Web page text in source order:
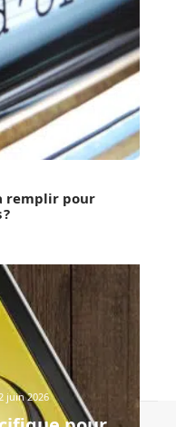
remplir pour
juin 2026